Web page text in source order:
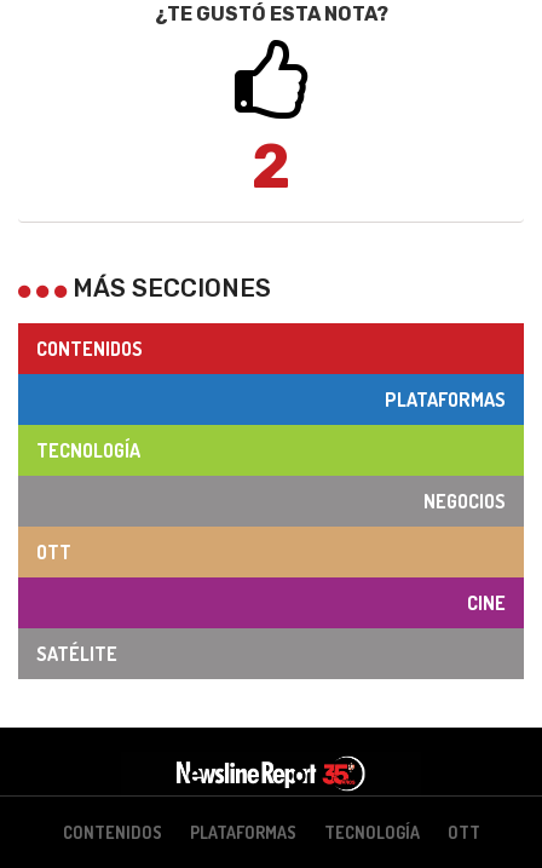
¿TE GUSTÓ ESTA NOTA?
2
MÁS SECCIONES
CONTENIDOS
PLATAFORMAS
TECNOLOGÍA
NEGOCIOS
OTT
CINE
SATÉLITE
CONTENIDOS PLATAFORMAS TECNOLOGÍA OTT